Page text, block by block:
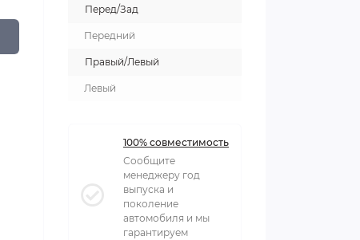
Перед/Зад
Передний
Правый/Левый
Левый
100% совместимость
Сообщите
менеджеру год
выпуска и
поколение
автомобиля и мы
гарантируем